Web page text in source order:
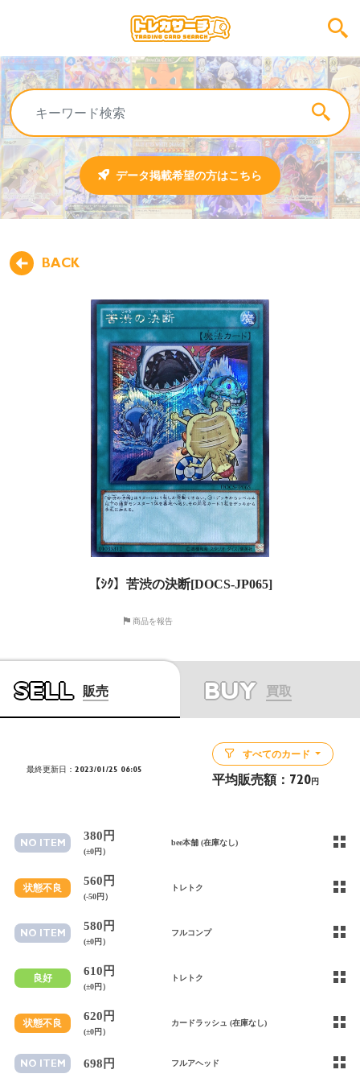
データ掲載希望の方はこちら
BACK
【ｼｸ】苦渋の決断[DOCS-JP065]
商品を報告
SELL 販売 BUY 買取
最終更新日：2023/01/25 06:05
すべてのカード
平均販売額： 720円
NO ITEM
380円
(±0円）
bee本舗 (在庫なし)
状態不良
560円
(-50円）
トレトク
NO ITEM
580円
(±0円）
フルコンプ
良好
610円
(±0円）
トレトク
状態不良
620円
(±0円）
カードラッシュ (在庫なし)
NO ITEM 698円 フルアヘッド